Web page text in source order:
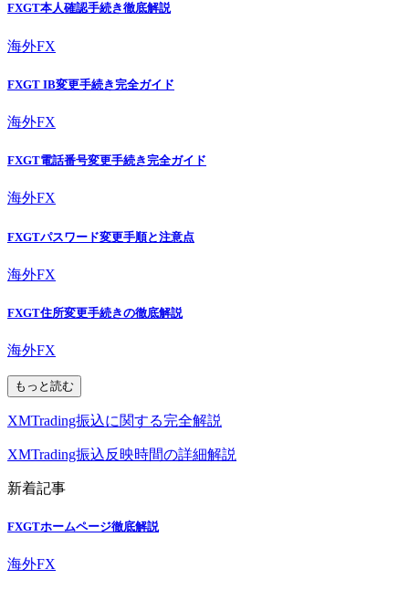
FXGT本人確認手続き徹底解説
海外FX
FXGT IB変更手続き完全ガイド
海外FX
FXGT電話番号変更手続き完全ガイド
海外FX
FXGTパスワード変更手順と注意点
海外FX
FXGT住所変更手続きの徹底解説
海外FX
もっと読む
XMTrading振込に関する完全解説
XMTrading振込反映時間の詳細解説
新着記事
FXGTホームページ徹底解説
海外FX